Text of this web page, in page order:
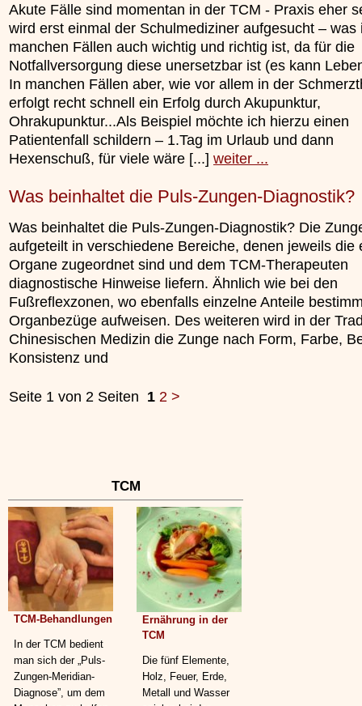
Akute Fälle sind momentan in der TCM - Praxis eher
wird erst einmal der Schulmediziner aufgesucht – was
manchen Fällen auch wichtig und richtig ist, da für die
Notfallversorgung diese unersetzbar ist (es kann
In manchen Fällen aber, wie vor allem in der
erfolgt recht schnell ein Erfolg durch Akupunktur,
Ohrakupunktur...Als Beispiel möchte ich hierzu einen
Patientenfall schildern – 1.Tag im Urlaub und dann
Hexenschuß, für viele wäre [...] weiter ...
Was beinhaltet die Puls-Zungen-Diagnostik?
Was beinhaltet die Puls-Zungen-Diagnostik? Die
aufgeteilt in verschiedene Bereiche, denen jeweils die
Organe zugeordnet sind und dem TCM-Therapeuten
diagnostische Hinweise liefern. Ähnlich wie bei den
Fußreflexzonen, wo ebenfalls einzelne Anteile
Organbezüge aufweisen. Des weiteren wird in der
Chinesischen Medizin die Zunge nach Form, Farbe,
Konsistenz und
Seite 1 von 2 Seiten 1 2 >
TCM
TCM-Behandlungen
In der TCM bedient
man sich der „Puls-
Zungen-Meridian-
Diagnose”, um dem
Ernährung in der
TCM
Die fünf Elemente,
Holz, Feuer, Erde,
Metall und Wasser